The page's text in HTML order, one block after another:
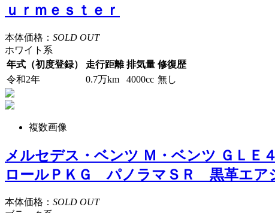
ｕｒｍｅｓｔｅｒ
本体価格： SOLD OUT
ホワイト系
年式（初度登録）
走行距離 排気量 修復歴
令和2年
0.7万km 4000cc 無し
複数画像
メルセデス・ベンツ Ｍ・ベンツ ＧＬ
ロールＰＫＧ パノラマＳＲ 黒革エア
本体価格： SOLD OUT